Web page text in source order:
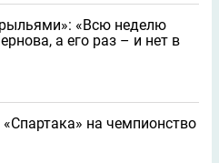
«Всю неделю
а его раз – и нет в
на чемпионство